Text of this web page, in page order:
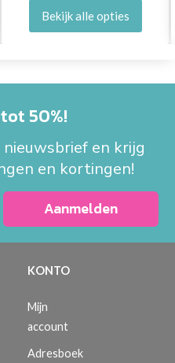
Bekijk alle opties
50%!
en krijg
en kortingen!
Aanmelden
KONTO
Mijn
account
Adresboek